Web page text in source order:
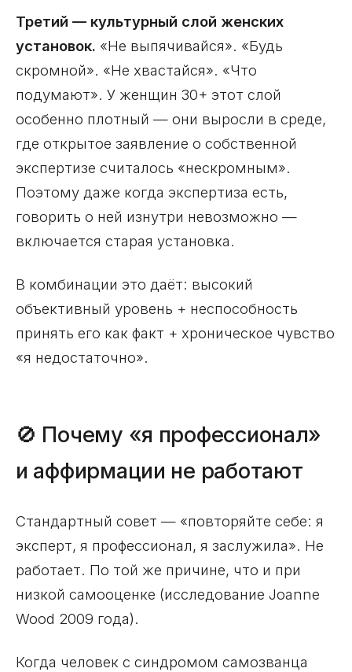
Третий — культурный слой женских
установок. «Не выпячивайся». «Будь
скромной». «Не хвастайся». «Что
подумают». У женщин 30+ этот слой
особенно плотный — они выросли в среде,
где открытое заявление о собственной
экспертизе считалось «нескромным».
Поэтому даже когда экспертиза есть,
говорить о ней изнутри невозможно —
включается старая установка.
В комбинации это даёт: высокий
объективный уровень + неспособность
принять его как факт + хроническое чувство
«я недостаточно».
🚫 Почему «я профессионал»
и аффирмации не работают
Стандартный совет — «повторяйте себе: я
эксперт, я профессионал, я заслужила». Не
работает. По той же причине, что и при
низкой самооценке (исследование Joanne
Wood 2009 года).
Когда человек с синдромом самозванца